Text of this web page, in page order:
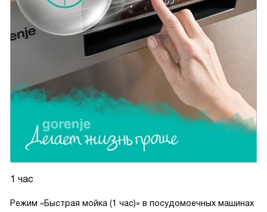
1 час
Режим «Быстрая мойка (1 час)» в посудомоечных машинах